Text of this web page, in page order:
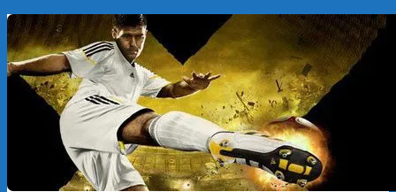
Перейти
к
содержимому